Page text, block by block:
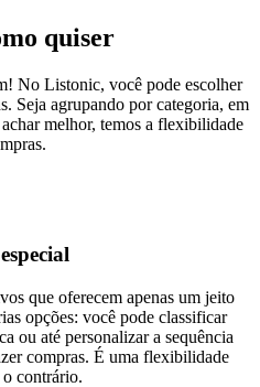
quiser
No Listonic, você pode escolher
Seja agrupando por categoria, em
melhor, temos a flexibilidade
que oferecem apenas um jeito
opções: você pode classificar
ou até personalizar a sequência
compras. É uma flexibilidade
o contrário.